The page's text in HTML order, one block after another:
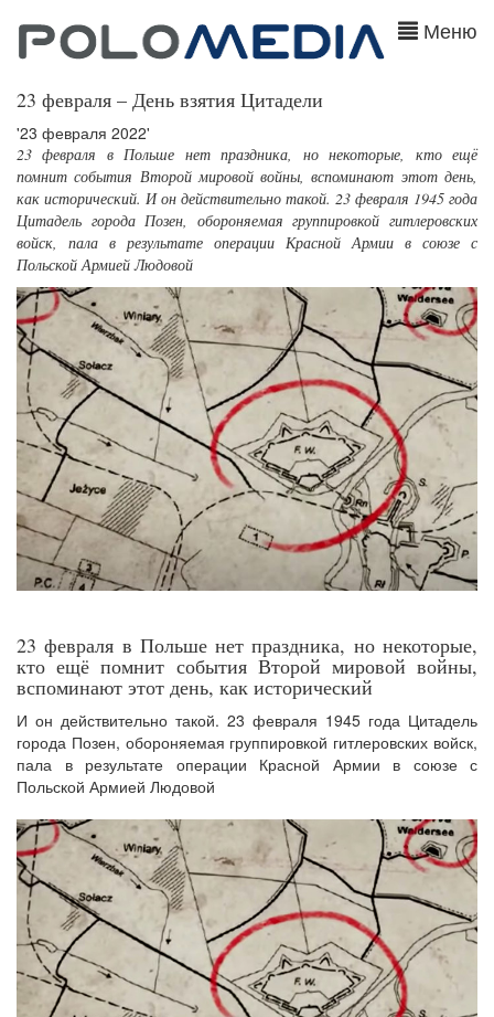
Меню
23 февраля – День взятия Цитадели
'23 февраля 2022'
23 февраля в Польше нет праздника, но некоторые, кто ещё
помнит события Второй мировой войны, вспоминают этот день,
как исторический. И он действительно такой. 23 февраля 1945 года
Цитадель города Позен, обороняемая группировкой гитлеровских
войск, пала в результате операции Красной Армии в союзе с
Польской Армией Людовой
23 февраля в Польше нет праздника, но некоторые,
кто ещё помнит события Второй мировой войны,
вспоминают этот день, как исторический
И он действительно такой. 23 февраля 1945 года Цитадель
города Позен, обороняемая группировкой гитлеровских войск,
пала в результате операции Красной Армии в союзе с
Польской Армией Людовой